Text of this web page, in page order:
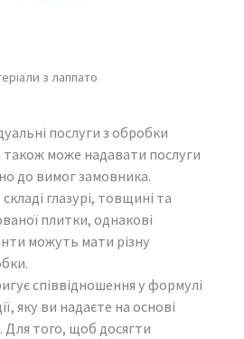
з лаппато
послуги з обробки
також може надавати послуги
до вимог замовника.
глазурі, товщині та
плитки, однакові
можуть мати різну
співвідношення у формулі
яку ви надаєте на основі
Для того, щоб досягти